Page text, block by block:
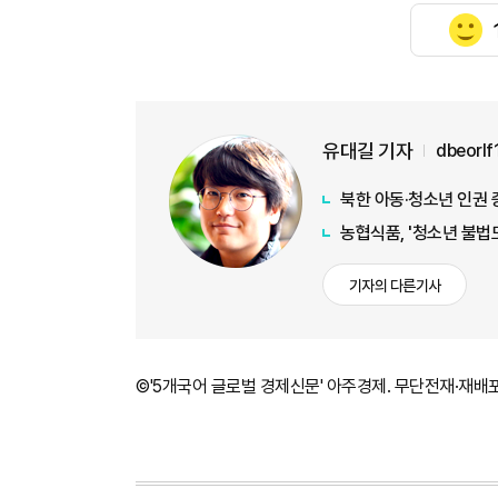
유대길 기자
북한 아동·청소년 인권
농협식품, '청소년 불법
기자의 다른기사
©'5개국어 글로벌 경제신문' 아주경제. 무단전재·재배